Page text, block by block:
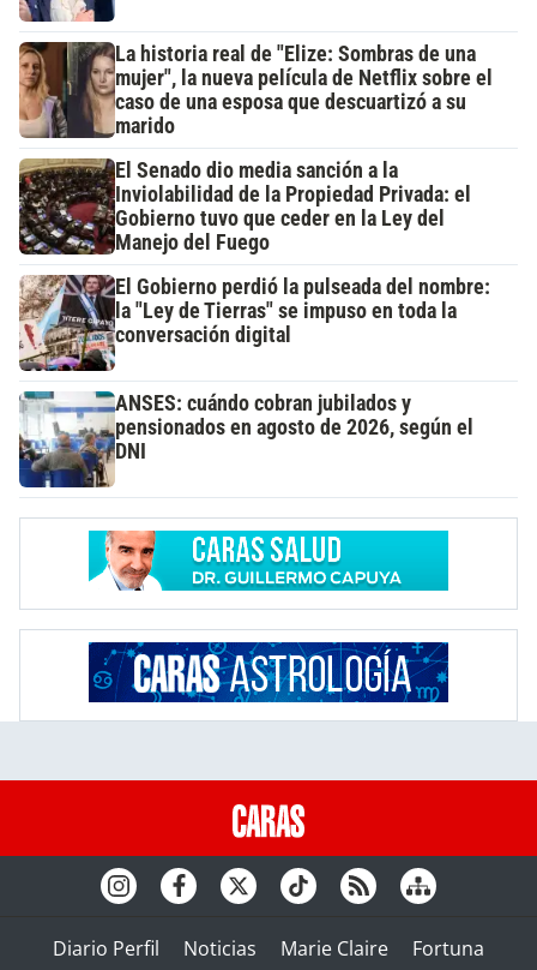
La historia real de "Elize: Sombras de una
mujer", la nueva película de Netflix sobre el
caso de una esposa que descuartizó a su
marido
El Senado dio media sanción a la
Inviolabilidad de la Propiedad Privada: el
Gobierno tuvo que ceder en la Ley del
Manejo del Fuego
El Gobierno perdió la pulseada del nombre:
la "Ley de Tierras" se impuso en toda la
conversación digital
ANSES: cuándo cobran jubilados y
pensionados en agosto de 2026, según el
DNI
Diario Perfil Noticias Marie Claire Fortuna